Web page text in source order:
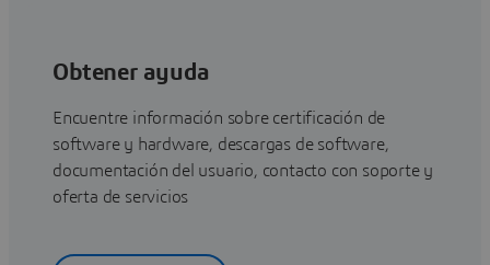
Obtener ayuda
Encuentre información sobre certificación de
software y hardware, descargas de software,
documentación del usuario, contacto con soporte y
oferta de servicios